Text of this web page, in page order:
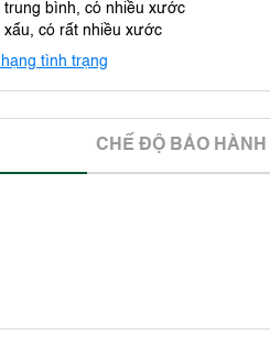
bình, có nhiều xước
có rất nhiều xước
tình trạng
CHẾ ĐỘ BẢO HÀNH